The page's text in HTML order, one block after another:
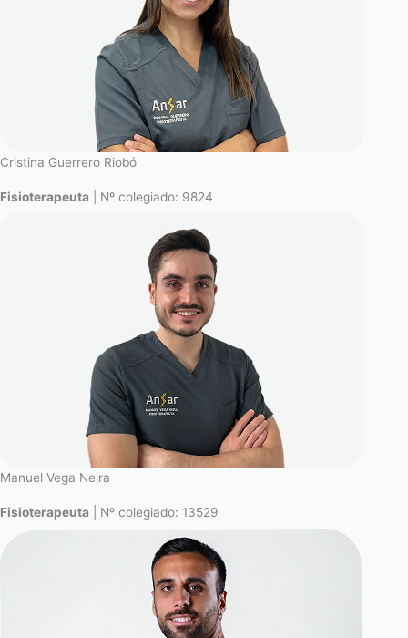
Cristina Guerrero Riobó
Fisioterapeuta | Nº colegiado: 9824
Manuel Vega Neira
Fisioterapeuta | Nº colegiado: 13529